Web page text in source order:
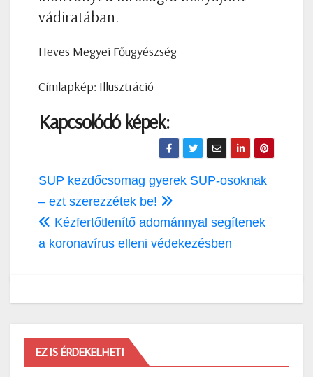
vádiratában.
Heves Megyei Főügyészség
Címlapkép: Illusztráció
Kapcsolódó képek:
Bejegyzés
navigáció
SUP kezdőcsomag gyerek SUP-osoknak
– ezt szerezzétek be!
Kézfertőtlenítő adománnyal segítenek
a koronavírus elleni védekezésben
EZ IS ÉRDEKELHETI